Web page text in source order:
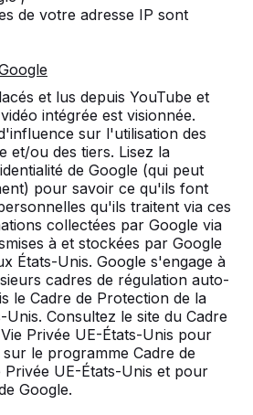
de votre adresse IP sont
et lus depuis YouTube et
intégrée est visionnée.
sur l'utilisation des
et/ou des tiers. Lisez la
de Google (qui peut
pour savoir ce qu'ils font
qu'ils traitent via ces
collectées par Google via
à et stockées par Google
États-Unis. Google s'engage à
cadres de régulation auto-
le Cadre de Protection de la
Unis. Consultez le site du Cadre
Privée UE-États-Unis pour
le programme Cadre de
Privée UE-États-Unis et pour
Google.
Il y a toujours de la place
ping-pong, résistant à toutes
votre cour d’école ou tout autre
fabriquons nos tables avec des
garantissons que nos tables
tempêtes et en plus les tables
vandalisme !
tables de ping-
air